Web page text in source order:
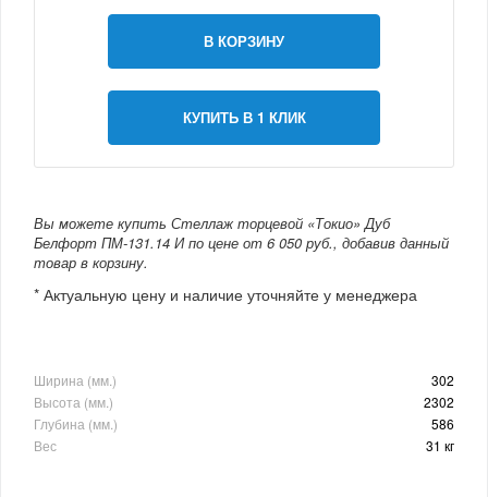
В КОРЗИНУ
КУПИТЬ В 1 КЛИК
Вы можете купить Стеллаж торцевой «Токио» Дуб
Белфорт ПМ-131.14 И по цене от 6 050 руб., добавив данный
товар в корзину.
* Актуальную цену и наличие уточняйте у менеджера
Ширина (мм.)
302
Высота (мм.)
2302
Глубина (мм.)
586
Вес
31 кг